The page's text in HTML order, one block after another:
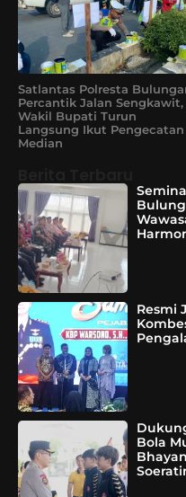
Satlantas Polresta
Percantik Jalan Sengkawit,
Wakil Bupati Turun
Langsung Ikut Pengecatan
Median
Resmi
Bola